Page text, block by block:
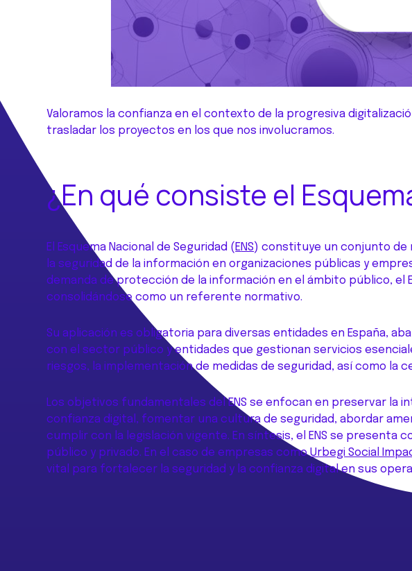
Valoramos la confianza en el contexto de la progresiva
trasladar los proyectos en los que nos involucramos.
¿En qué consiste el
El Esquema Nacional de Seguridad ( ENS) constituye un conjunto de
la seguridad de la información en organizaciones públicas y
demanda de protección de la información en el ámbito público, el
consolidándose como un referente normativo.
Su aplicación es obligatoria para diversas entidades en España,
con el sector público y entidades que gestionan servicios
riesgos, la implementación de medidas de seguridad, así como la
Los objetivos fundamentales del ENS se enfocan en preservar la
confianza digital, fomentar una cultura de seguridad, abordar
cumplir con la legislación vigente. En síntesis, el ENS se
público y privado. En el caso de empresas comoUrbegi Social
vital para fortalecer la seguridad y la confianza digital en sus